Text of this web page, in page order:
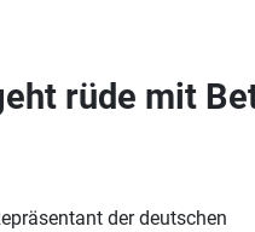
rüde mit
der deutschen